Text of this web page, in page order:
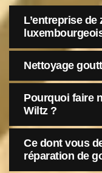
L’entreprise
Nettoyage
Pourquoi faire
Wiltz ?
Ce dont vous
réparation de